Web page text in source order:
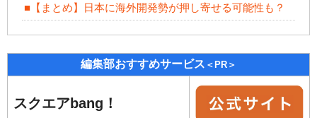
■【まとめ】日本に海外開発勢が押し寄せる可能性も？
編集部おすすめサービス ＜PR＞
スクエアbang！